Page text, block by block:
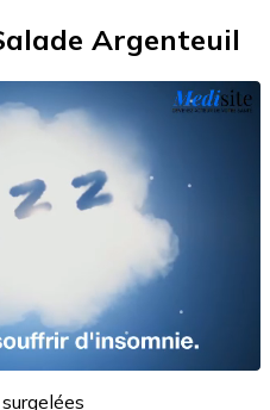
Argenteuil